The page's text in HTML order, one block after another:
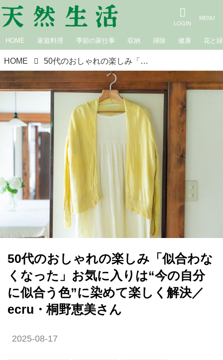
HOME 家庭料理 季節の家仕事 収納 掃除 健康 花と緑
HOME 50代のおしゃれの楽しみ「似合わなくなった」お気に入りは“今の自分に似合う色”に染めて楽しく解決／ecru・桐野恵美さん
50代のおしゃれの楽しみ「似合わな
くなった」お気に入りは“今の自分
に似合う色”に染めて楽しく解決／
ecru・桐野恵美さん
2025-08-17